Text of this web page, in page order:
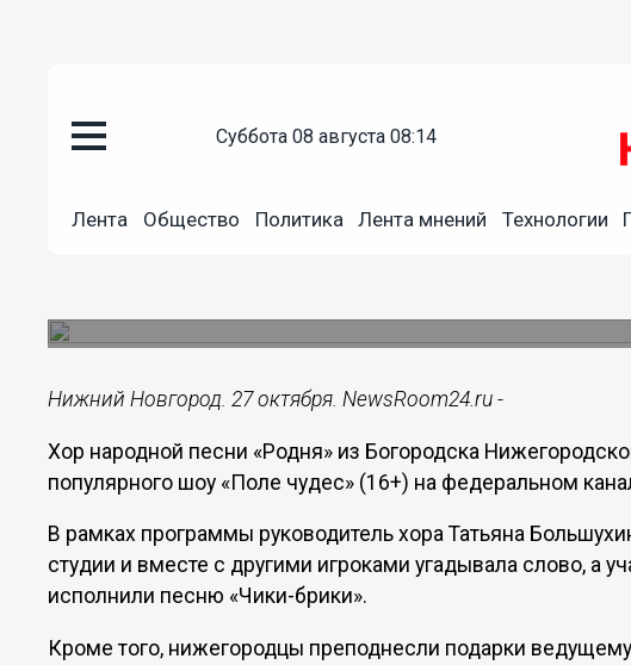
суббота 08 августа 08:14
Лента Общество Политика Лента мнений Технологии
Хор народной песни из Богородска
Нижний Новгород. 27 октября. NewsRoom24.ru -
Хор народной песни «Родня» из Богородска
популярного шоу «Поле чудес» (16+) на федеральном
В рамках программы руководитель хора Татьяна
студии и вместе с другими игроками угадывала слово, а
исполнили песню «Чики-брики».
Кроме того, нижегородцы преподнесли подарки